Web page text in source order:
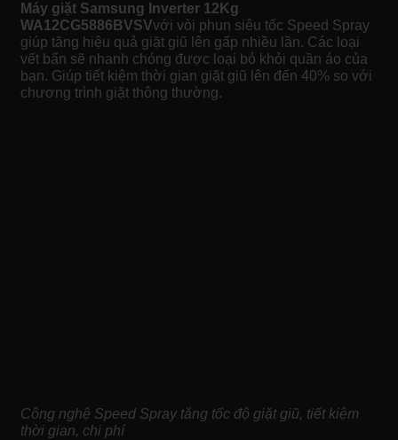
Máy giặt Samsung Inverter 12Kg
WA12CG5886BVSVvới vòi phun siêu tốc Speed Spray
giúp tăng hiệu quả giặt giũ lên gấp nhiều lần. Các loại
vết bẩn sẽ nhanh chóng được loại bỏ khỏi quần áo của
bạn. Giúp tiết kiệm thời gian giặt giũ lên đến 40% so với
chương trình giặt thông thường.
Công nghệ Speed Spray tăng tốc độ giặt giũ, tiết kiệm
thời gian, chi phí